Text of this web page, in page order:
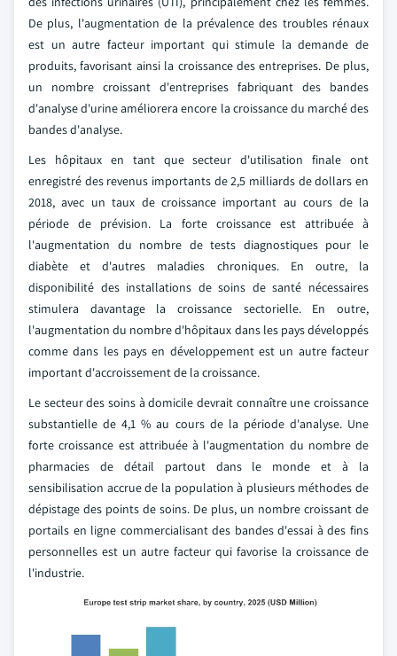
De plus, l'augmentation de la prévalence des troubles rénaux
est un autre facteur important qui stimule la demande de
produits, favorisant ainsi la croissance des entreprises. De plus,
un nombre croissant d'entreprises fabriquant des bandes
d'analyse d'urine améliorera encore la croissance du marché des
bandes d'analyse.
Les hôpitaux en tant que secteur d'utilisation finale ont
enregistré des revenus importants de 2,5 milliards de dollars en
2018, avec un taux de croissance important au cours de la
période de prévision. La forte croissance est attribuée à
l'augmentation du nombre de tests diagnostiques pour le
diabète et d'autres maladies chroniques. En outre, la
disponibilité des installations de soins de santé nécessaires
stimulera davantage la croissance sectorielle. En outre,
l'augmentation du nombre d'hôpitaux dans les pays développés
comme dans les pays en développement est un autre facteur
important d'accroissement de la croissance.
Le secteur des soins à domicile devrait connaître une croissance
substantielle de 4,1 % au cours de la période d'analyse. Une
forte croissance est attribuée à l'augmentation du nombre de
pharmacies de détail partout dans le monde et à la
sensibilisation accrue de la population à plusieurs méthodes de
dépistage des points de soins. De plus, un nombre croissant de
portails en ligne commercialisant des bandes d'essai à des fins
personnelles est un autre facteur qui favorise la croissance de
l'industrie.